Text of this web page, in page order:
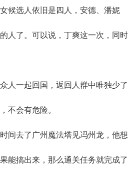
选人依旧是四人，安德、潘妮
人了。可以说，丁爽这一次，同时
一起回国，返回人群中唯独少了
不会有危险。
去了广州魔法塔见冯州龙，他想
能搞出来，那么通关任务就完成了